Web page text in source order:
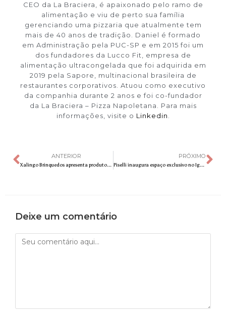
CEO da La Braciera, é apaixonado pelo ramo de
alimentação e viu de perto sua família
gerenciando uma pizzaria que atualmente tem
mais de 40 anos de tradição. Daniel é formado
em Administração pela PUC-SP e em 2015 foi um
dos fundadores da Lucco Fit, empresa de
alimentação ultracongelada que foi adquirida em
2019 pela Sapore, multinacional brasileira de
restaurantes corporativos. Atuou como executivo
da companhia durante 2 anos e foi co-fundador
da La Braciera – Pizza Napoletana. Para mais
informações, visite o Linkedin
ANTERIOR
Xalingo Brinquedos apresenta produtos de Divertida Mente 2
PRÓXIMO
Piselli inaugura espaço exclusivo no Iguatemi Campinas
Deixe um comentário